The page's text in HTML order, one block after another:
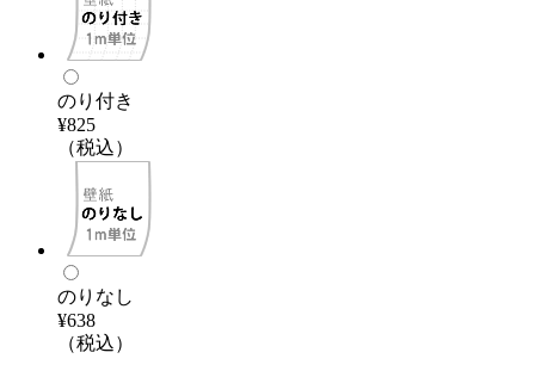
のり付き
¥825
（税込）
のりなし
¥638
（税込）